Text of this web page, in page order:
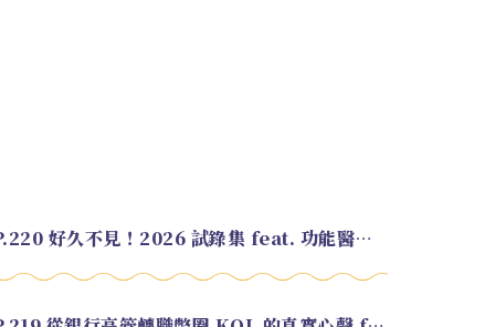
EP.220 好久不見！2026 試錄集 feat. 功能醫學營養師 美寶